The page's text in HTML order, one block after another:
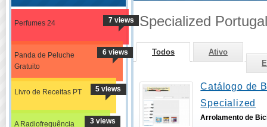
Perfumes 24 7 views
Panda de Peluche
Gratuito
6 views
Livro de Receitas PT 5 views
A Radiofrequência
3 views
Specialized Portugal
Todos
Ativo
Catálogo de
Specialized
Arrolamento de